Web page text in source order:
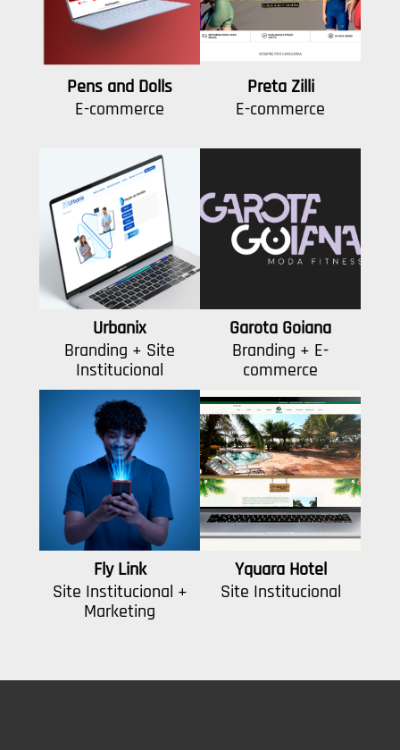
Pens and Dolls
E-commerce
Preta Zilli
E-commerce
Urbanix
Branding + Site
Institucional
Garota Goiana
Branding + E-
commerce
Fly Link
Site Institucional +
Marketing
Yquara Hotel
Site Institucional